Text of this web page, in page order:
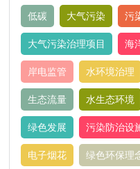
低碳 大气污染 污
大气污染治理项目 海
岸电监管 水环境治理
生态流量 水生态环境
绿色发展 污染防治设
电子烟花 绿色环保理